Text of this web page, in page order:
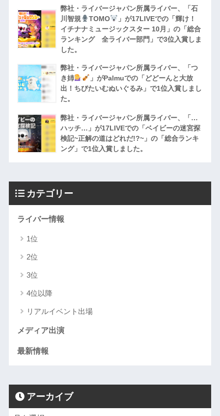
弊社・ライバージャパン所属ライバー、「石
川智規
TOMO
」が17LIVEでの「輝け！
イチナナミュージックスター 10月」の「総合
ランキング 全ライバー部門」で3位入賞しま
した。
弊社・ライバージャパン所属ライバー、「つ
き姉
」がPalmuでの「どどーんと大放
出！ちびたいむぬいぐるみ」で1位入賞しまし
た。
弊社・ライバージャパン所属ライバー、「…
ハッチ…」が17LIVEでの「ベイビーの迷宮探
検記~正解の道はどれだ!?~」の「総合ランキ
ング」で1位入賞しました。
カテゴリー
ライバー情報
1位
2位
3位
4位以降
リアルイベント出場
メディア出演
最新情報
アーカイブ